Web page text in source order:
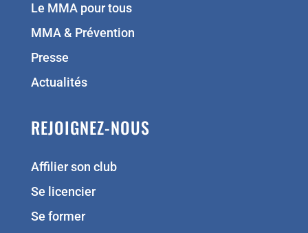
Le MMA pour tous
MMA & Prévention
Presse
Actualités
REJOIGNEZ-NOUS
Affilier son club
Se licencier
Se former